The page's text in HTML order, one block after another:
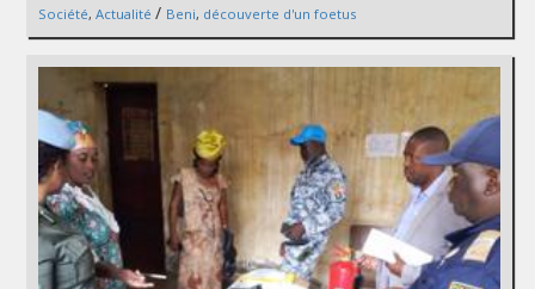
Société, Actualité / Beni, découverte d'un foetus